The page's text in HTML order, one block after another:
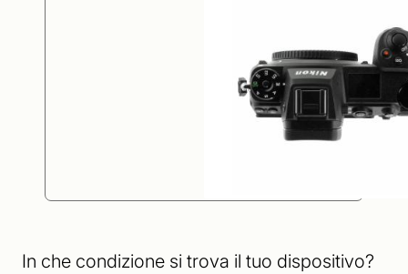
In che condizione si trova il tuo dispositivo?